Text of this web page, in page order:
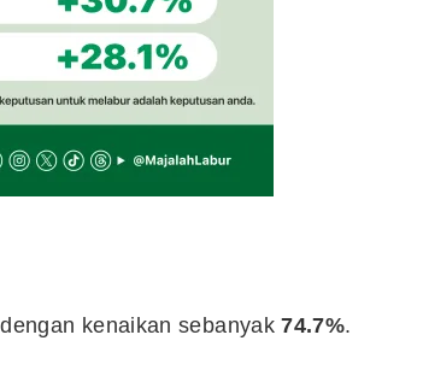
dengan kenaikan sebanyak74.7%.